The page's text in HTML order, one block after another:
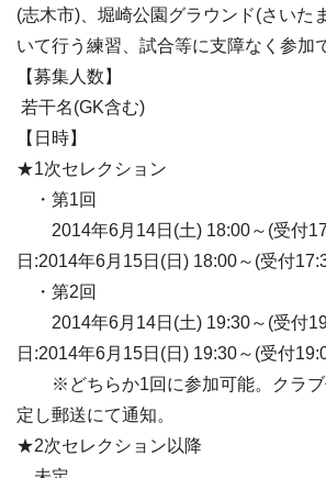
(志木市)、堀崎公園グラウンド(さいた
いて行う練習、試合等に支障なく参加
【募集人数】
若干名(GK含む)
【日時】
★1次セレクション
・第1回
2014年6月14日(土) 18:00～(受付
日:2014年6月15日(日) 18:00～(受付
・第2回
2014年6月14日(土) 19:30～(受付
日:2014年6月15日(日) 19:30～(受付
※どちらか1回に参加可能。クラブ
定し郵送にて通知。
★2次セレクション以降